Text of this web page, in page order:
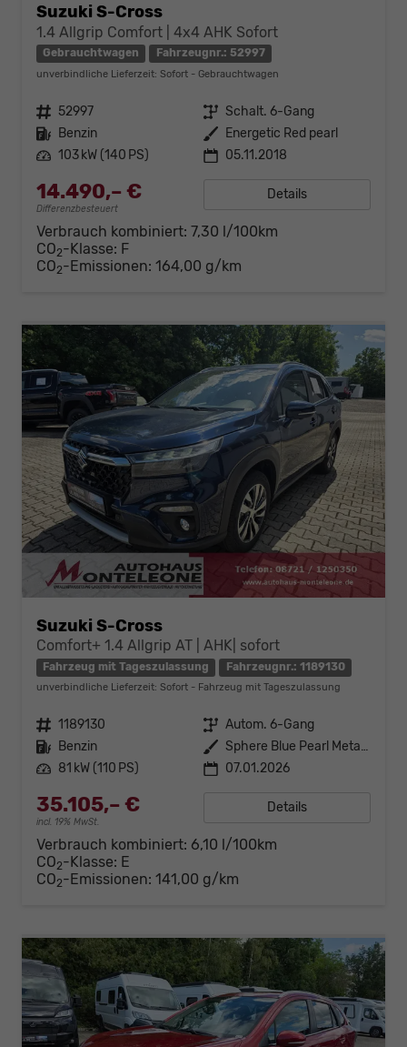
Suzuki S-Cross
1.4 Allgrip Comfort | 4x4 AHK Sofort
Gebrauchtwagen Fahrzeugnr.: 52997
unverbindliche Lieferzeit: Sofort Gebrauchtwagen
Fahrzeugnr. 52997 Getriebe Schalt. 6-Gang
Kraftstoff Benzin Außenfarbe Energetic Red pearl
Leistung 103 kW (140 PS) 05.11.2018
14.490,– €
Differenzbesteuert
Details
Verbrauch kombiniert: 7,30 l/100km
CO2-Klasse: F
CO2-Emissionen: 164,00 g/km
Suzuki S-Cross
Comfort+ 1.4 Allgrip AT | AHK| sofort
Fahrzeug mit Tageszulassung Fahrzeugnr.: 1189130
unverbindliche Lieferzeit: Sofort Fahrzeug mit Tageszulassung
Fahrzeugnr. 1189130 Getriebe Autom. 6-Gang
Kraftstoff Benzin Außenfarbe
Sphere Blue Pearl Metallic
Leistung 81 kW (110 PS) 07.01.2026
35.105,– €
incl. 19% MwSt.
Details
Verbrauch kombiniert: 6,10 l/100km
CO2-Klasse: E
CO2-Emissionen: 141,00 g/km